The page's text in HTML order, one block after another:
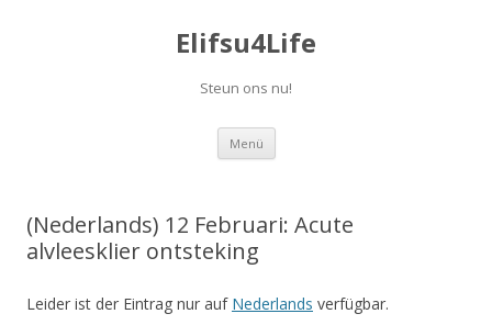
Elifsu4Life
Steun ons nu!
Menü Springe
Inhalt
(Nederlands) 12 Februari: Acute
alvleesklier ontsteking
Leider ist der Eintrag nur auf Nederlands verfügbar.